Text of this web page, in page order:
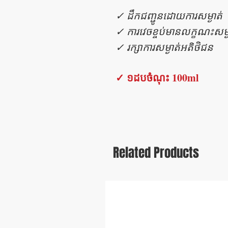
✓ ដឹកជញ្ជូនដោយការសម្ងាត់
✓ ការវេចខ្ចប់មានលក្ខណះសម្
✓ រក្សាការសម្ងាត់អតិថិជន
✓​ ១ដបចំណុះ 100ml
Related Products